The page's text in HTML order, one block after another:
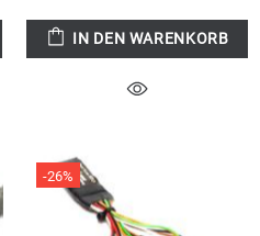
IN DEN WARENKORB
-26%